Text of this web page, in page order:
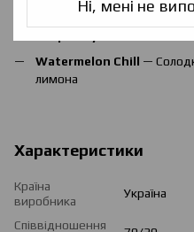
Ні, мені не
винограду
Watermelon Chill —
лимона
Характеристики
Країна
виробника
Україна
Співвідношення